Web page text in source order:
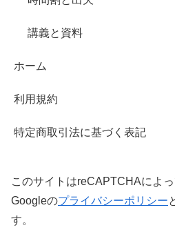
講義と資料
ホーム
利用規約
特定商取引法に基づく表記
このサイトはreCAPTCHAによっ
Googleのプライバシーポリシー
す。